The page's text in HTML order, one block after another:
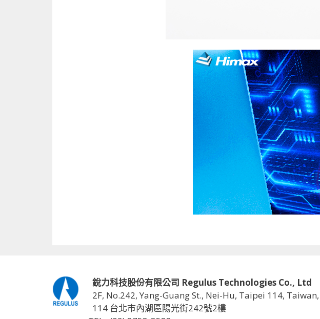
銳力科技股份有限公司 Regulus Technologies Co., Ltd
2F, No.242, Yang-Guang St., Nei-Hu, Taipei 114, Taiwan,
114 台北市內湖區陽光街242號2樓